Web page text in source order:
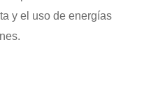
y el uso de energías